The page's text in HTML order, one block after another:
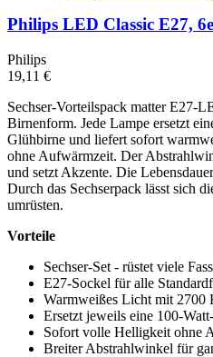
Philips LED Classic E27,
Philips
19,11 €
Sechser-Vorteilspack matter E27-
Birnenform. Jede Lampe ersetzt
Glühbirne und liefert sofort
ohne Aufwärmzeit. Der
und setzt Akzente. Die
Durch das Sechserpack lässt sich
umrüsten.
Vorteile
Sechser-Set - rüstet viele
E27-Sockel für alle
Warmweißes Licht mit 2700
Ersetzt jeweils eine 100-
Sofort volle Helligkeit ohne
Breiter Abstrahlwinkel für